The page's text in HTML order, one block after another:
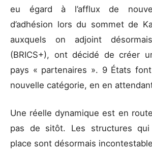
eu égard à l’afflux de
d’adhésion lors du sommet de
auxquels on adjoint
(BRICS+), ont décidé de créer
pays « partenaires ». 9 États
nouvelle catégorie, en en
Une réelle dynamique est en
pas de sitôt. Les structures
place sont désormais